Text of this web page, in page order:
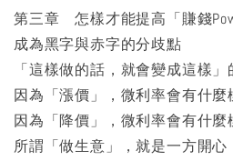
第三章 怎樣才能提高「賺錢
成為黑字與赤字的分歧點
「這樣做的話，就會變成這樣
因為「漲價」，微利率會有什麼
因為「降價」，微利率會有什麼
所謂「做生意」，就是一方開